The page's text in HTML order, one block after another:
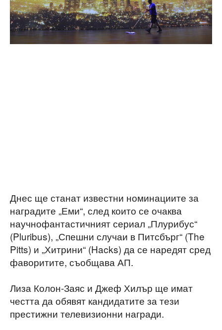
Днес ще станат известни номинациите за
наградите „Еми“, след които се очаква
научнофантастичният сериал „Плурибус“
(Pluribus), „Спешни случаи в Питсбърг“ (The
Pitts) и „Хитрини“ (Hacks) да се наредят сред
фаворитите, съобщава АП.
Лиза Колон-Заяс и Джеф Хилър ще имат
честта да обявят кандидатите за тези
престижни телевизионни награди.